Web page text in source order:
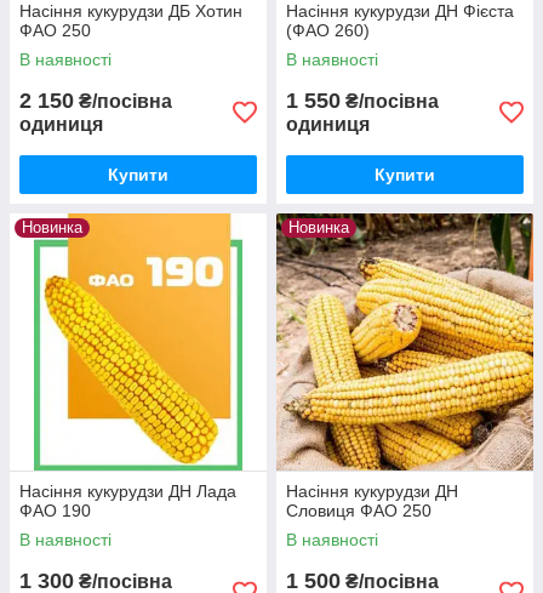
Насіння кукурудзи ДБ Хотин
ФАО 250
В наявності
2 150 ₴/посівна
одиниця
Купити
Насіння кукурудзи ДН Фієста
(ФАО 260)
В наявності
1 550 ₴/посівна
одиниця
Купити
Новинка
Насіння кукурудзи ДН Лада
ФАО 190
В наявності
1 300 ₴/посівна
Новинка
Насіння кукурудзи ДН
Словиця ФАО 250
В наявності
1 500 ₴/посівна